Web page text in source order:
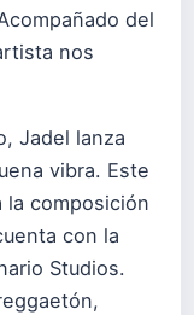
del
nos
Jadel lanza
vibra. Este
la composición
con la
Studios.